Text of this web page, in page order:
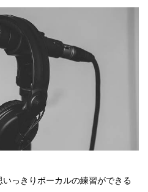
っきりボーカルの練習ができる